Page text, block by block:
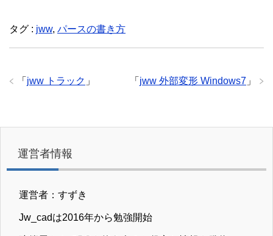
タグ : jww, パースの書き方
「 jww 外部変形 Windows7 」
「 jww トラック 」
運営者情報
運営者：すずき
Jw_cadは2016年から勉強開始